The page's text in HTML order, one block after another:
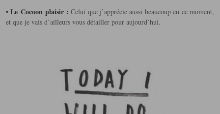
• Le Cocoon plaisir : Celui que j’apprécie aussi beaucoup en ce moment,
et que je vais d’ailleurs vous détailler pour aujourd’hui.